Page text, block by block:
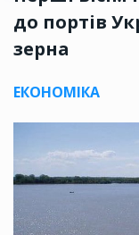
до портів
зерна
ЕКОНОМІКА